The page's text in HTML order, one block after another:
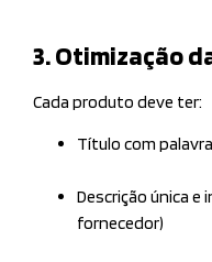
3. Otimização
Cada produto deve ter:
Título com
Descrição única
fornecedor)